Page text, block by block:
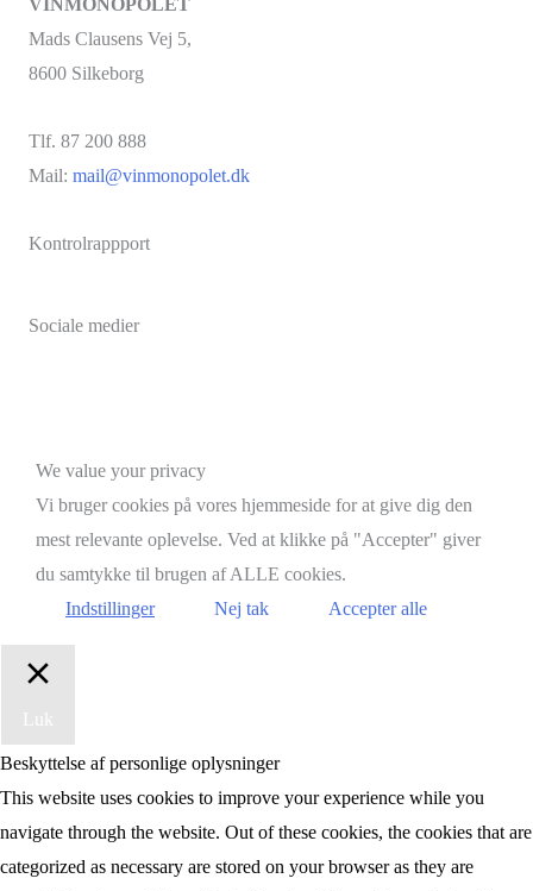
VINMONOPOLET
Mads Clausens Vej 5,
8600 Silkeborg
Tlf. 87 200 888
Mail: mail@vinmonopolet.dk
Kontrolrappport
Sociale medier
We value your privacy
Vi bruger cookies på vores hjemmeside for at give dig den
mest relevante oplevelse. Ved at klikke på "Accepter" giver
du samtykke til brugen af ALLE cookies.
Indstillinger
Nej tak Accepter alle
Luk
Beskyttelse af personlige oplysninger
This website uses cookies to improve your experience while you
navigate through the website. Out of these cookies, the cookies that are
categorized as necessary are stored on your browser as they are